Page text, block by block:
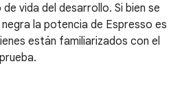
vida del desarrollo. Si bien se
la potencia de Espresso es
están familiarizados con el